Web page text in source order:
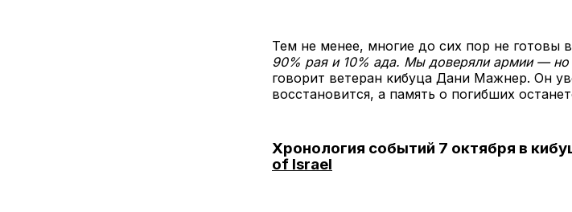
Тем не менее, многие до сих пор не готовы
90% рая и 10% ада. Мы доверяли армии — но
говорит ветеран кибуца Дани Мажнер. Он
восстановится, а память о погибших
Хронология событий 7 октября в
of Israel